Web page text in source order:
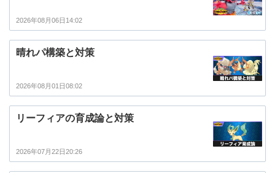
2026年08月06日14:02
晴れパ構築と対策
2026年08月01日08:02
リーフィアの育成論と対策
2026年07月22日20:26